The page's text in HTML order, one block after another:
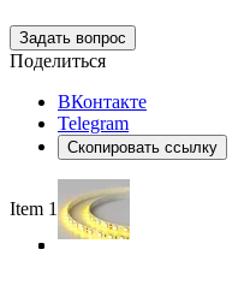
Задать вопрос
Поделиться
ВКонтакте
Telegram
Скопировать ссылку
Item 1 of 4